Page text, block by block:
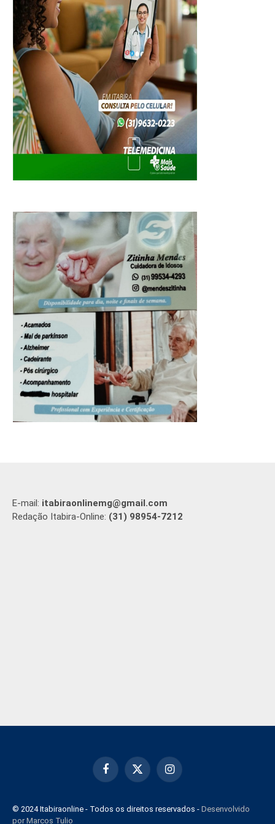
E-mail: itabiraonlinemg@gmail.com
Redação Itabira-Online: (31) 98954-7212
Facebook
X
Instagram
© 2024 Itabiraonline - Todos os direitos reservados - Desenvolvido
por Marcos Tulio